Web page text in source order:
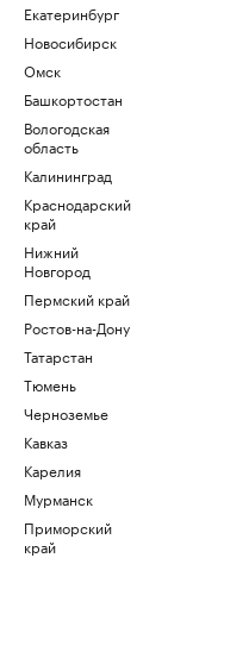
Екатеринбург
Новосибирск
Омск
Башкортостан
Вологодская
область
Калининград
Краснодарский
край
Нижний
Новгород
Пермский край
Ростов-на-Дону
Татарстан
Тюмень
Черноземье
Кавказ
Карелия
Мурманск
Приморский
край